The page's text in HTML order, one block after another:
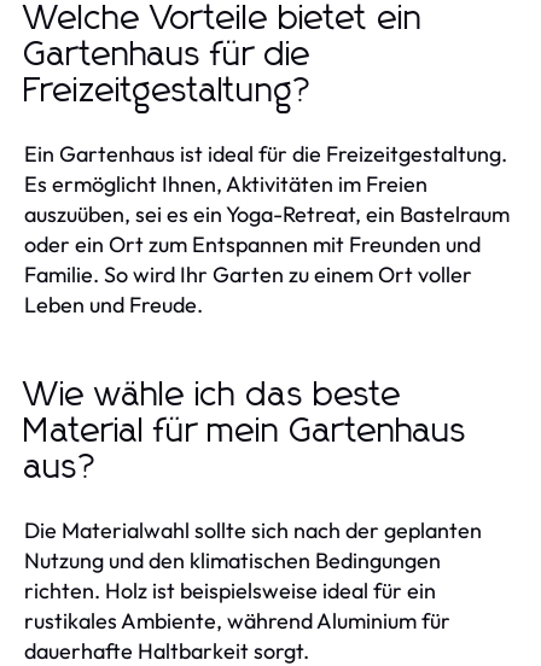
Welche Vorteile bietet ein
Gartenhaus für die
Freizeitgestaltung?
Ein Gartenhaus ist ideal für die Freizeitgestaltung.
Es ermöglicht Ihnen, Aktivitäten im Freien
auszuüben, sei es ein Yoga-Retreat, ein Bastelraum
oder ein Ort zum Entspannen mit Freunden und
Familie. So wird Ihr Garten zu einem Ort voller
Leben und Freude.
Wie wähle ich das beste
Material für mein Gartenhaus
aus?
Die Materialwahl sollte sich nach der geplanten
Nutzung und den klimatischen Bedingungen
richten. Holz ist beispielsweise ideal für ein
rustikales Ambiente, während Aluminium für
dauerhafte Haltbarkeit sorgt.